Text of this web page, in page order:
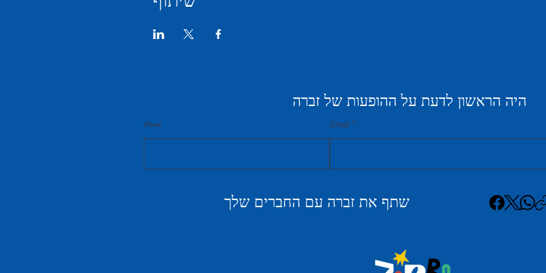
היה הראשון לדעת על ההופעות של זברה
Имя Email
שתף את זברה עם החברים שלך